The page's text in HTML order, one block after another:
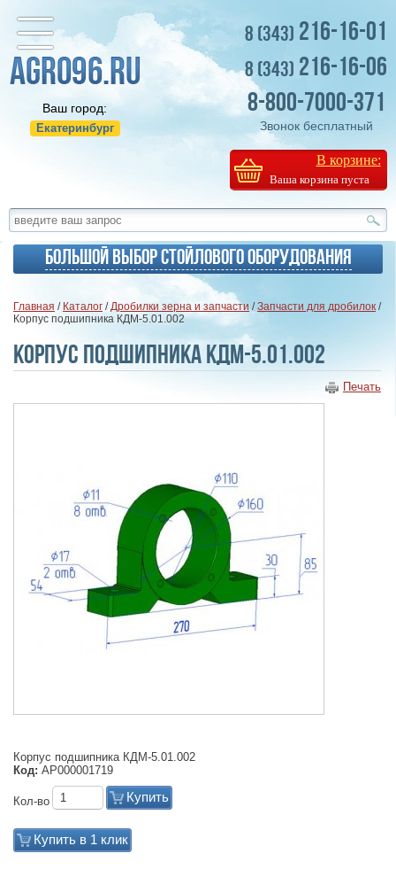
Ваш город:
Екатеринбург
8 (343) 216-16-01
8 (343) 216-16-06
8-800-7000-371
Звонок бесплатный
В корзине:
Ваша корзина пуста
Большой выбор стойлового оборудования
Главная / Каталог /Дробилки зерна и запчасти /Запчасти для дробилок /
Корпус подшипника КДМ-5.01.002
Корпус подшипника КДМ-5.01.002
Печать
Корпус подшипника КДМ-5.01.002
Код: АР000001719
Кол-во Купить
Купить в 1 клик